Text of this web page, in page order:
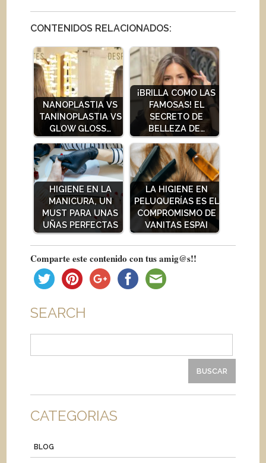
CONTENIDOS RELACIONADOS:
NANOPLASTIA VS
TANINOPLASTIA VS
GLOW GLOSS…
¡BRILLA COMO LAS
FAMOSAS! EL
SECRETO DE
BELLEZA DE…
HIGIENE EN LA
MANICURA, UN
MUST PARA UNAS
UÑAS PERFECTAS
LA HIGIENE EN
PELUQUERÍAS ES EL
COMPROMISMO DE
VANITAS ESPAI
Comparte este contenido con tus amig@s!!
SEARCH
CATEGORIAS
BLOG